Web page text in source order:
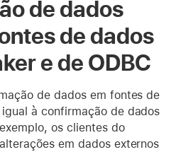
de dados
de dados
e de ODBC
de dados em fontes de
à confirmação de dados
os clientes do
em dados externos